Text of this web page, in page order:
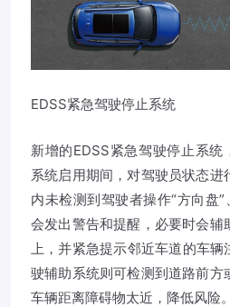
EDSS紧急驾驶停止系统
新增的EDSS紧急驾驶停止系统
系统启用期间，对驾驶员状态进
内未检测到驾驶者操作“方向盘”
会发出警告和提醒，必要时会辅
上，并紧急提示邻近车道的车辆
驶辅助系统则可检测到道路前方
车辆距离障碍物太近，降低风险。